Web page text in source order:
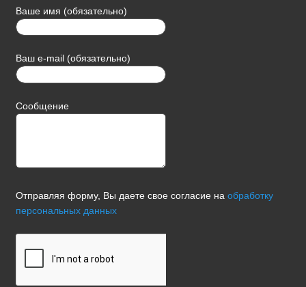
Ваше имя (обязательно)
Ваш e-mail (обязательно)
Сообщение
Отправляя форму, Вы даете свое согласие на обработку
персональных данных